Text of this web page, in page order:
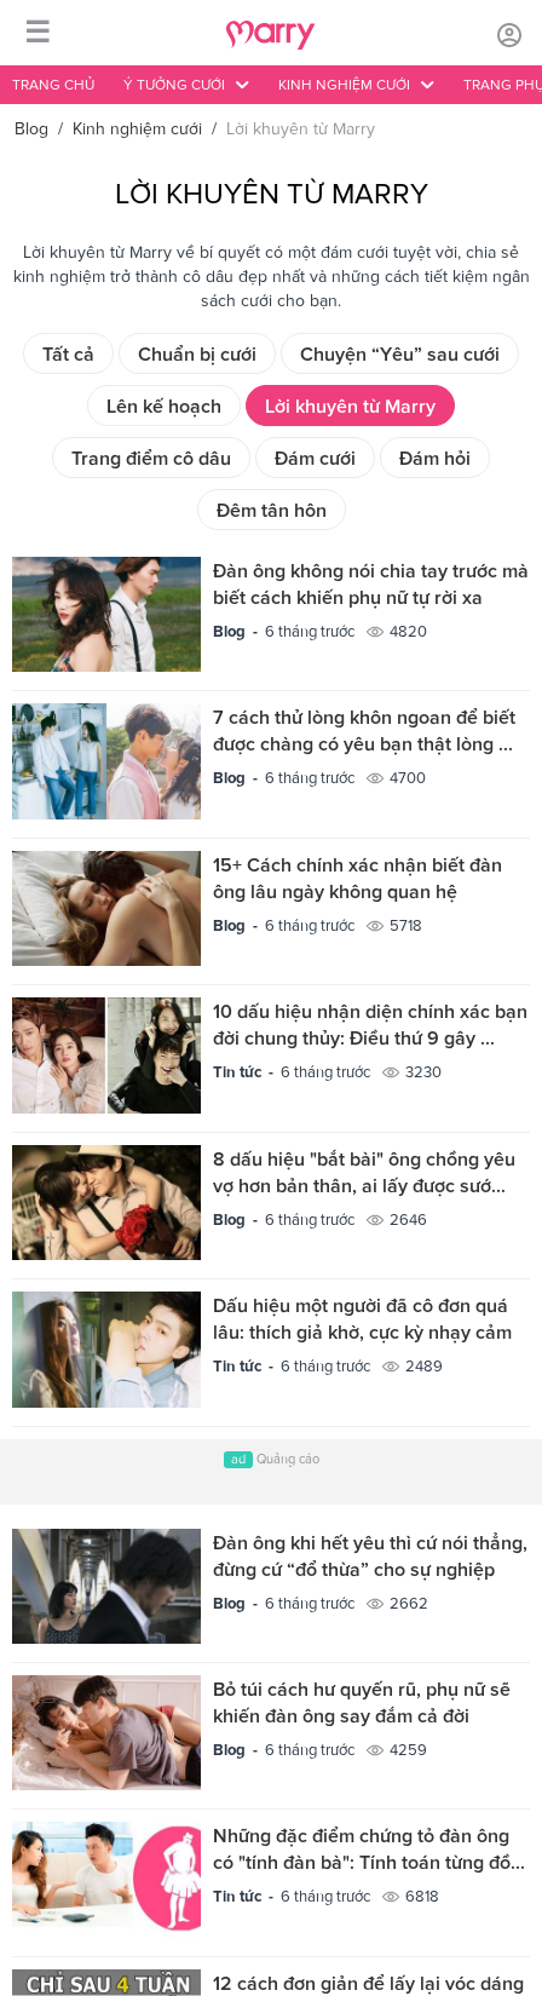
☰
TRANG CHỦ Ý TƯỞNG CƯỚI KINH NGHIỆM CƯỚI TRANG
Blog / Kinh nghiệm cưới / Lời khuyên từ Marry
LỜI KHUYÊN TỪ MARRY
Lời khuyên từ Marry về bí quyết có một đám cưới tuyệt vời, chia sẻ
kinh nghiệm trở thành cô dâu đẹp nhất và những cách tiết kiệm ngân
sách cưới cho bạn.
Tất cả Chuẩn bị cưới Chuyện “Yêu” sau cưới
Lên kế hoạch Lời khuyên từ Marry
Trang điểm cô dâu Đám cưới Đám hỏi
Đêm tân hôn
Đàn ông không nói chia tay trước mà
biết cách khiến phụ nữ tự rời xa
Blog - 6 tháng trước 4820
7 cách thử lòng khôn ngoan để biết
được chàng có yêu bạn thật lòng ...
Blog - 6 tháng trước 4700
15+ Cách chính xác nhận biết đàn
ông lâu ngày không quan hệ
Blog - 6 tháng trước 5718
10 dấu hiệu nhận diện chính xác bạn
đời chung thủy: Điều thứ 9 gây ...
Tin tức - 6 tháng trước 3230
8 dấu hiệu "bắt bài" ông chồng yêu
vợ hơn bản thân, ai lấy được sướ...
Blog - 6 tháng trước 2646
Dấu hiệu một người đã cô đơn quá
lâu: thích giả khờ, cực kỳ nhạy cảm
Tin tức - 6 tháng trước 2489
ad Quảng cáo
Đàn ông khi hết yêu thì cứ nói thẳng,
đừng cứ “đổ thừa” cho sự nghiệp
Blog - 6 tháng trước 2662
Bỏ túi cách hư quyến rũ, phụ nữ sẽ
khiến đàn ông say đắm cả đời
Blog - 6 tháng trước 4259
Những đặc điểm chứng tỏ đàn ông
có "tính đàn bà": Tính toán từng đồ...
Tin tức - 6 tháng trước 6818
12 cách đơn giản để lấy lại vóc dáng